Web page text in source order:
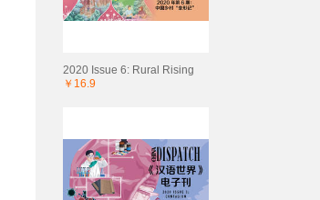
2020 Issue 6: Rural Rising
￥16.9